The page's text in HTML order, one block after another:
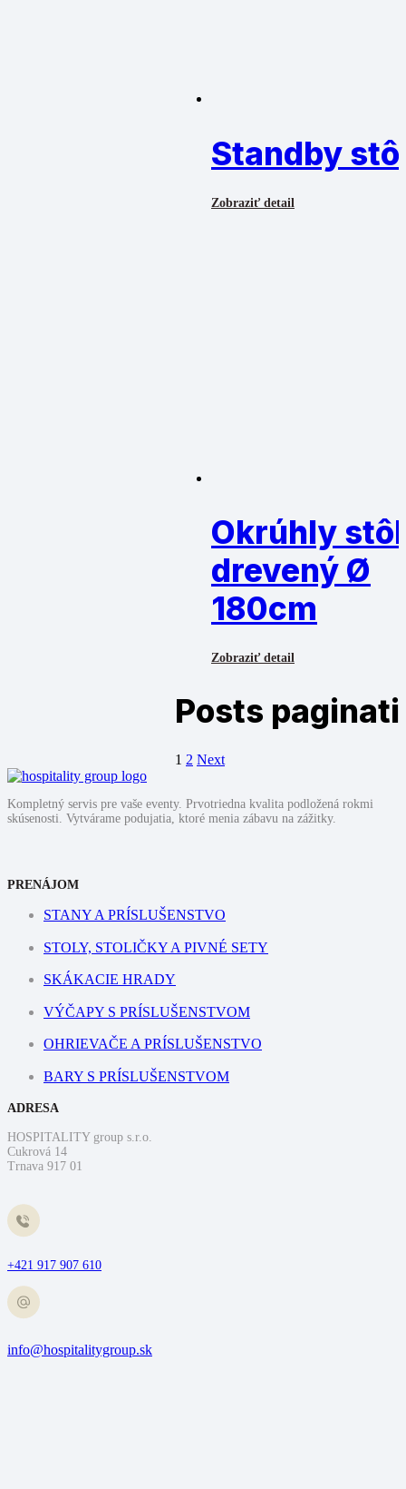
Standby
Zobraziť detail
Okrúhly stôl
drevený Ø
180cm
Zobraziť detail
Posts
1 2 Next
Kompletný servis pre vaše eventy. Prvotriedna kvalita podložená rokmi
skúsenosti. Vytvárame podujatia, ktoré menia zábavu na zážitky.
PRENÁJOM
STANY A PRÍSLUŠENSTVO
STOLY, STOLIČKY A PIVNÉ SETY
SKÁKACIE HRADY
VÝČAPY S PRÍSLUŠENSTVOM
OHRIEVAČE A PRÍSLUŠENSTVO
BARY S PRÍSLUŠENSTVOM
ADRESA
HOSPITALITY group s.r.o.
Cukrová 14
Trnava 917 01
+421 917 907 610
info@hospitalitygroup.sk